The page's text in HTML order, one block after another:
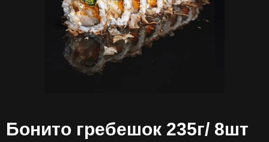
Бонито гребешок 235г/ 8шт